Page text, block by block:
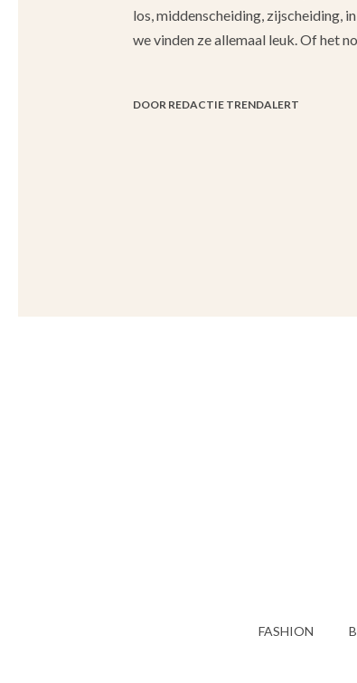
los, middenscheiding, zijscheiding,
we vinden ze allemaal leuk. Of het
DOOR REDACTIE TRENDALERT
FASHION